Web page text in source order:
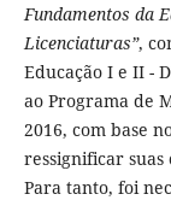
Fundamentos da
Licenciaturas”,
Educação I e II -
ao Programa de
2016, com base
ressignificar
Para tanto, foi